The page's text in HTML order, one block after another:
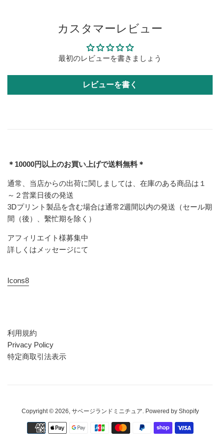
カスタマーレビュー
最初のレビューを書きましょう
レビューを書く
＊10000円以上のお買い上げで送料無料＊
通常、当店からの出荷に関しましては、在庫のある商品は１
～２営業日後の発送
3Dプリント製品を含む場合は通常2週間以内の発送（セール期
間（後）、繫忙期を除く）
アフィリエイト様募集中
詳しくはメッセージにて
Icons8
利用規約
Privacy Policy
特定商取引法表示
Copyright © 2026, サベージランドミニチュア. Powered by Shopify
お